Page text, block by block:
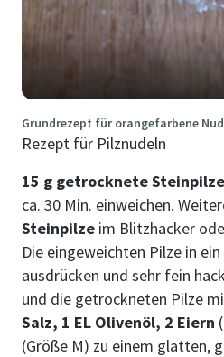
Grundrezept für orangefarbene
Rezept für Pilznudeln
15 g getrocknete Steinpilze
ca. 30 Min. einweichen.
Steinpilze im Blitzhacker
Die eingeweichten Pilze in
ausdrücken und sehr fein
und die getrockneten Pilze
Salz, 1 EL Olivenöl, 2 Eiern
(Größe M) zu einem glatten,